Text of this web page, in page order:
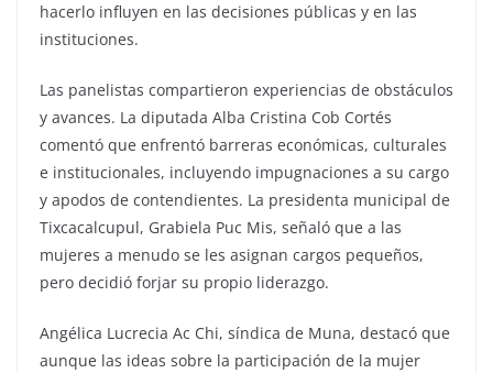
hacerlo influyen en las decisiones públicas y en las
instituciones.
Las panelistas compartieron experiencias de obstáculos
y avances. La diputada Alba Cristina Cob Cortés
comentó que enfrentó barreras económicas, culturales
e institucionales, incluyendo impugnaciones a su cargo
y apodos de contendientes. La presidenta municipal de
Tixcacalcupul, Grabiela Puc Mis, señaló que a las
mujeres a menudo se les asignan cargos pequeños,
pero decidió forjar su propio liderazgo.
Angélica Lucrecia Ac Chi, síndica de Muna, destacó que
aunque las ideas sobre la participación de la mujer